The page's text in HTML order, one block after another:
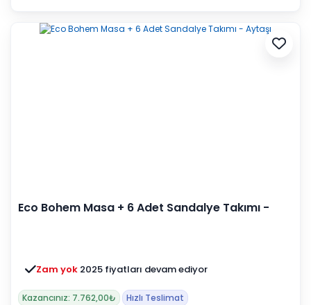
Eco Bohem Masa + 6 Adet Sandalye Takımı -
Zam yok 2025 fiyatları devam ediyor
Kazancınız: 7.762,00₺ Hızlı Teslimat